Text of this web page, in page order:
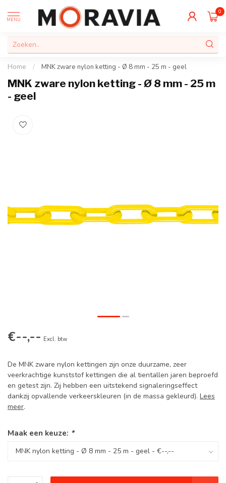
MENU
0
Home / MNK zware nylon ketting - Ø 8 mm - 25 m - geel
MNK zware nylon ketting - Ø 8 mm - 25 m
- geel
€--,-- Excl. btw
De MNK zware nylon kettingen zijn onze duurzame, zeer
veerkrachtige kunststof kettingen die al tientallen jaren beproefd
en getest zijn. Zij hebben een uitstekend signaleringseffect
dankzij opvallende verkeerskleuren (in de massa gekleurd). Lees
meer.
Maak een keuze: *